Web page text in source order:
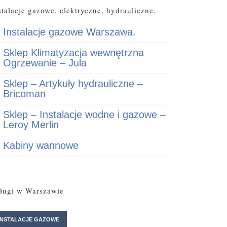
gazowe, elektryczne, hydrauliczne.
Instalacje gazowe Warszawa.
Sklep Klimatyzacja wewnętrzna
Ogrzewanie – Jula
Sklep – Artykuły hydrauliczne –
Bricoman
Sklep – Instalacje wodne i gazowe –
Leroy Merlin
Kabiny wannowe
w Warszawie
GAZOWE